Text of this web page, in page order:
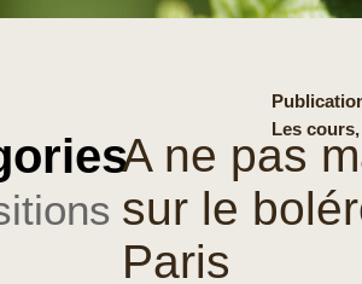
Les
A ne pas
sur le
Paris